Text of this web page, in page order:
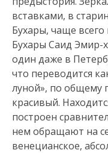
вставками, в
Бухары, чаще
Бухары Саид Эмир-
один даже в
что переводится
луной», по общему
красивый.
построен
нем обращают на
венецианское,